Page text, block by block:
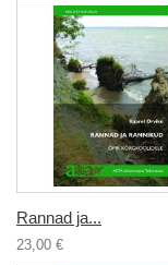
Rannad ja...
23,00 €